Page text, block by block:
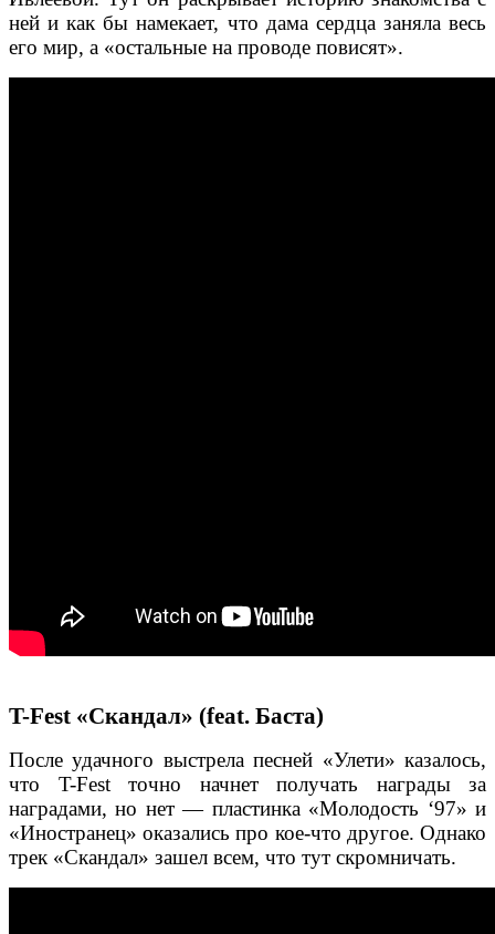
ней и как бы намекает, что дама сердца заняла весь
его мир, а «остальные на проводе повисят».
T-Fest «Скандал» (feat. Баста)
После удачного выстрела песней «Улети» казалось,
что T-Fest точно начнет получать награды за
наградами, но нет — пластинка «Молодость ‘97» и
«Иностранец» оказались про кое-что другое. Однако
трек «Скандал» зашел всем, что тут скромничать.